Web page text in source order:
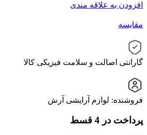
افزودن به علاقه مندی
مقایسه
گارانتی اصالت و سلامت فیزیکی کالا
فروشنده: لوازم آرایشی آرش
پرداخت در 4 قسط